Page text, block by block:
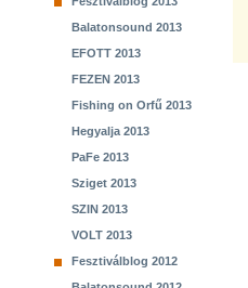
Balatonsound 2013
EFOTT 2013
FEZEN 2013
Fishing on Orfű 2013
Hegyalja 2013
PaFe 2013
Sziget 2013
SZIN 2013
VOLT 2013
Fesztiválblog 2012